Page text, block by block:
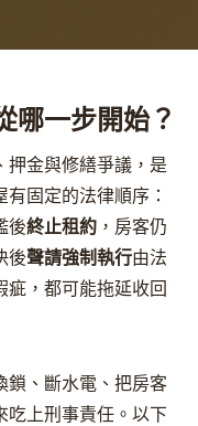
哪一步開始？
押金與修繕爭議，是
固定的法律順序：
後終止租約 ，房客仍
後聲請強制執行由法
疵，都可能拖延收回
、斷水電、把房客
吃上刑事責任。以下